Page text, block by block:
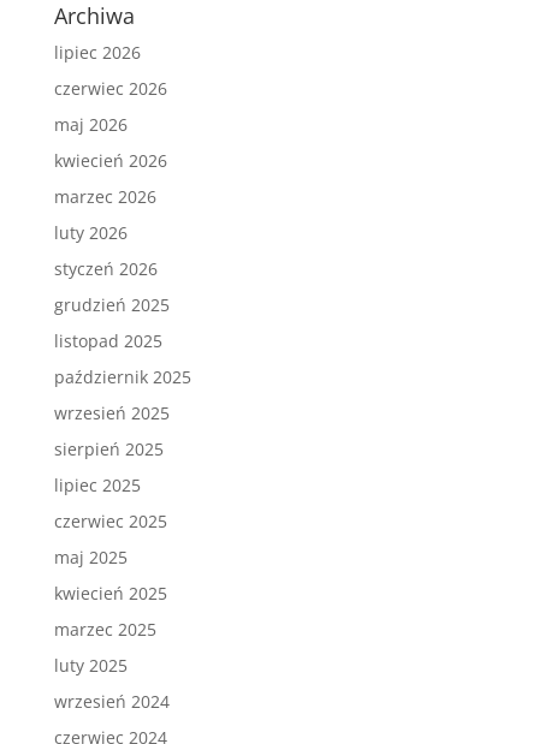
Archiwa
lipiec 2026
czerwiec 2026
maj 2026
kwiecień 2026
marzec 2026
luty 2026
styczeń 2026
grudzień 2025
listopad 2025
październik 2025
wrzesień 2025
sierpień 2025
lipiec 2025
czerwiec 2025
maj 2025
kwiecień 2025
marzec 2025
luty 2025
wrzesień 2024
czerwiec 2024